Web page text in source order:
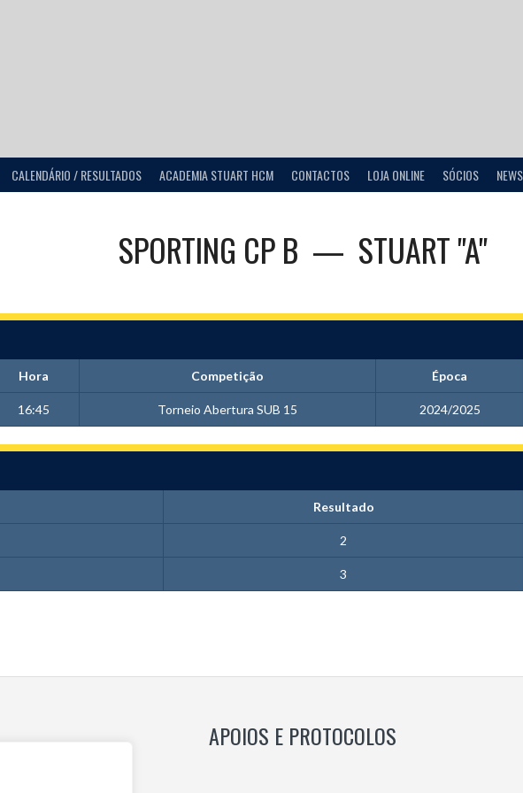
CALENDÁRIO / RESULTADOS ACADEMIA STUART HCM CONTACTOS LOJA ONLINE SÓCIOS
SPORTING CP B — STUART "A"
Hora Competição Época
16:45 Torneio Abertura SUB 15 2024/2025
Resultado
2
3
APOIOS E PROTOCOLOS